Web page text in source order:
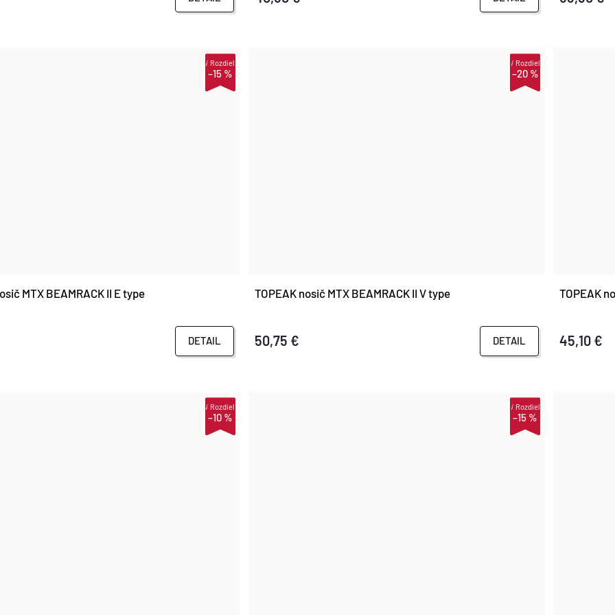
–15 %
iRozdiel
MTX BEAMRACK II E type
DETAIL
–20 %
iRozdiel
TOPEAK nosič MTX BEAMRACK II V type
50,75 € DETAIL
TOPEAK
45,10 €
–10 %
iRozdiel
–15 %
iRozdiel